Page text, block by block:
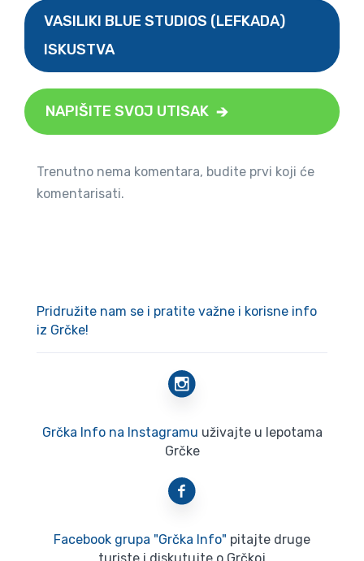
VASILIKI BLUE STUDIOS (LEFKADA)
ISKUSTVA
NAPIŠITE SVOJ UTISAK
Trenutno nema komentara, budite prvi koji će
komentarisati.
Pridružite nam se i pratite važne i korisne info
iz Grčke!
Grčka Info na Instagramu uživajte u lepotama
Grčke
Facebook grupa "Grčka Info" pitajte druge